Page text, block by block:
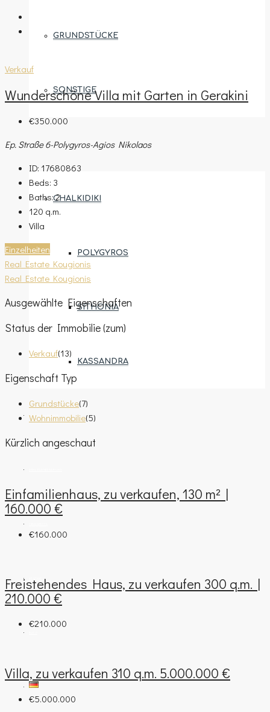
GRUNDSTÜCKE
SONSTIGE
REGIONEN
CHALKIDIKI
POLYGYROS
SITHONIA
KASSANDRA
EIGENTUM ZUWEISEN
Verkauf
Wunderschöne Villa mit Garten in Gerakini
€350.000
Ep. Straße 6-Polygyros-Agios Nikolaos
ID: 17680863
Beds: 3
Baths:2
120 q.m.
Villa
Einzelheiten
Real Estate Kougionis
Real Estate Kougionis
Ausgewählte Eigenschaften
Status der Immobilie (zum)
Verkauf(13)
Eigenschaft Typ
Grundstücke(7)
Wohnimmobilie(5)
Kürzlich angeschaut
Einfamilienhaus, zu verkaufen, 130 m² |
160.000 €
€160.000
Freistehendes Haus, zu verkaufen 300 q.m. |
210.000 €
€210.000
Villa, zu verkaufen 310 q.m. 5.000.000 €
€5.000.000